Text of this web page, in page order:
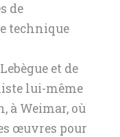
de
technique
et de
lui-même
à Weimar, où
œuvres pour